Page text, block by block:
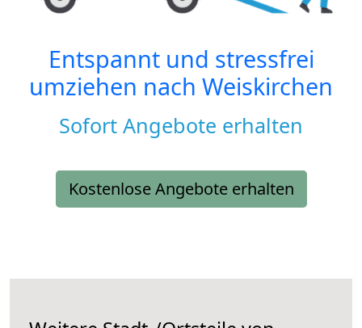
Entspannt und stressfrei
umziehen nach Weiskirchen
Sofort Angebote erhalten
Kostenlose Angebote erhalten